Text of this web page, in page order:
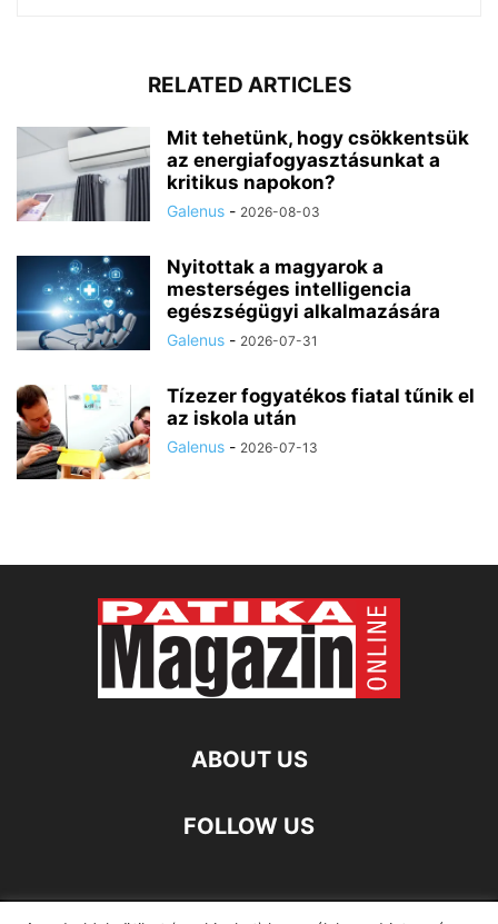
RELATED ARTICLES
Mit tehetünk, hogy csökkentsük
az energiafogyasztásunkat a
kritikus napokon?
Galenus - 2026-08-03
Nyitottak a magyarok a
mesterséges intelligencia
egészségügyi alkalmazására
Galenus - 2026-07-31
Tízezer fogyatékos fiatal tűnik el
az iskola után
Galenus - 2026-07-13
ABOUT US
FOLLOW US